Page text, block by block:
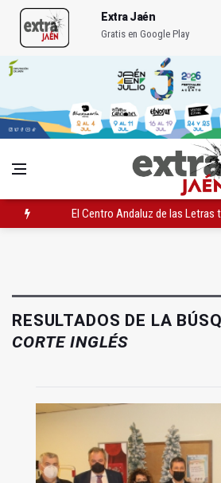
Extra Jaén
Gratis en Google Play
El Centro Andaluz de las
RESULTADOS DE LA
CORTE INGLÉS